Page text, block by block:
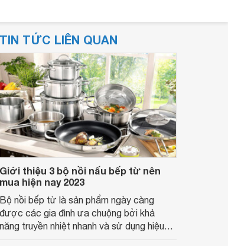
TIN TỨC LIÊN QUAN
Giới thiệu 3 bộ nồi nấu bếp từ nên
mua hiện nay 2023
Bộ nồi bếp từ là sản phẩm ngày càng
được các gia đình ưa chuộng bởi khả
năng truyền nhiệt nhanh và sử dụng hiệu